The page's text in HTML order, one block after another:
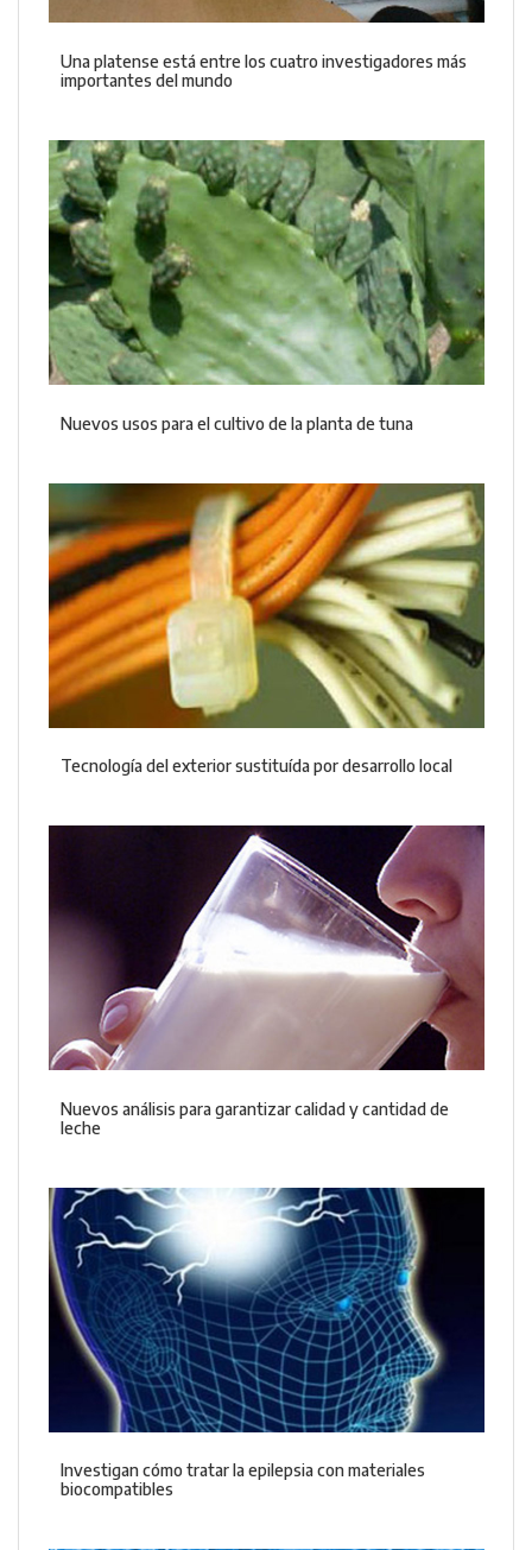
Una platense está entre los cuatro investigadores más
importantes del mundo
Nuevos usos para el cultivo de la planta de tuna
Tecnología del exterior sustituída por desarrollo local
Nuevos análisis para garantizar calidad y cantidad de
leche
Investigan cómo tratar la epilepsia con materiales
biocompatibles